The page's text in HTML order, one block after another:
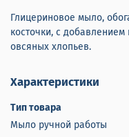
Глицериновое мыло,
косточки, с
овсяных хлопьев.
Характеристики
Тип товара
Мыло ручной работы